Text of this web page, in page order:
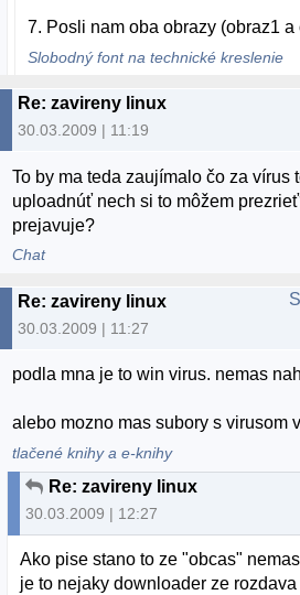
7. Posli nam oba obrazy (obraz1 a
Slobodný font na technické kreslenie
Re: zavireny linux
30.03.2009 | 11:19
To by ma teda zaujímalo čo za vírus
uploadnúť nech si to môžem
prejavuje?
Chat
Re: zavireny linux
30.03.2009 | 11:27
podla mna je to win virus. nemas
alebo mozno mas subory s virusom
tlačené knihy a e-knihy
Re: zavireny linux
30.03.2009 | 12:27
Ako pise stano to ze "obcas"
je to nejaky downloader ze